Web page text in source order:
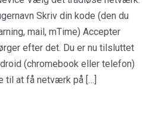
Skriv din kode (den du
mail, mTime) Accepter
efter det. Du er nu tilsluttet
(chromebook eller telefon)
til at få netværk på […]